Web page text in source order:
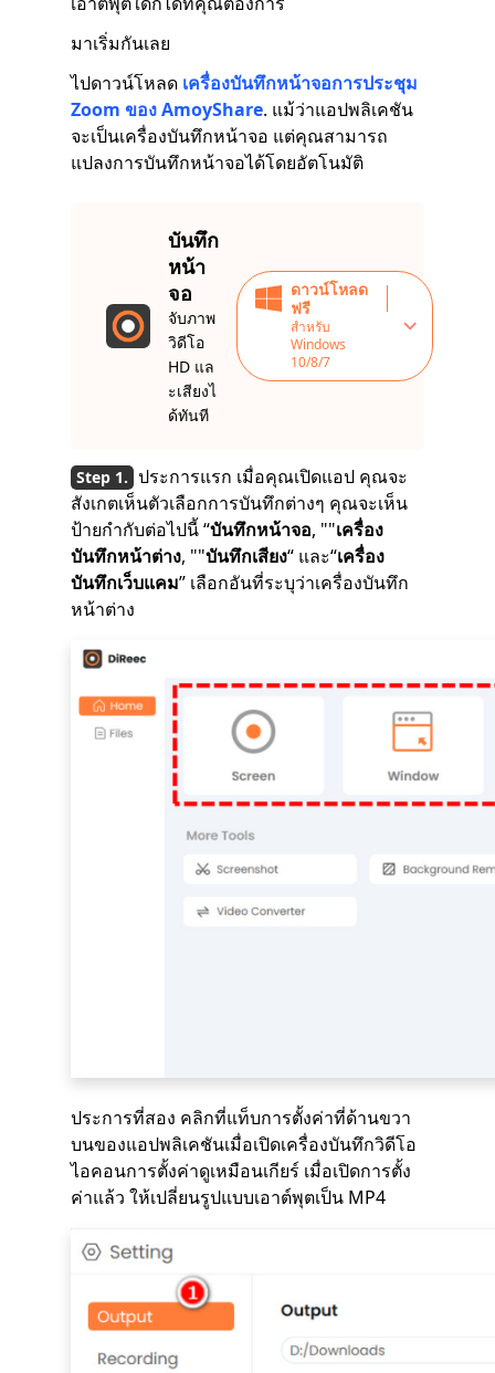
มาเริ่มกันเลย
ไปดาวน์โหลด เครื่องบันทึกหน้าจอการประชุม
Zoom ของ AmoyShare. แม้ว่าแอปพลิเคชัน
จะเป็นเครื่องบันทึกหน้าจอ แต่คุณสามารถ
แปลงการบันทึกหน้าจอได้โดยอัตโนมัติ
บันทึก
หน้า
จอ
จับภาพ
วิดีโอ
HD แล
ะเสียงไ
ด้ทันที
ดาวน์โหลด
ฟรี
สำหรับ
Windows
10/8/7
ประการแรก เมื่อคุณเปิดแอป คุณจะ
สังเกตเห็นตัวเลือกการบันทึกต่างๆ คุณจะเห็น
ป้ายกำกับต่อไปนี้ “บันทึกหน้าจอ, ""เครื่อง
บันทึกหน้าต่าง, ""บันทึกเสียง“ และ“เครื่อง
บันทึกเว็บแคม” เลือกอันที่ระบุว่าเครื่องบันทึก
หน้าต่าง
ประการที่สอง คลิกที่แท็บการตั้งค่าที่ด้านขวา
บนของแอปพลิเคชันเมื่อเปิดเครื่องบันทึกวิดีโอ
ไอคอนการตั้งค่าดูเหมือนเกียร์ เมื่อเปิดการตั้ง
ค่าแล้ว ให้เปลี่ยนรูปแบบเอาต์พุตเป็น MP4